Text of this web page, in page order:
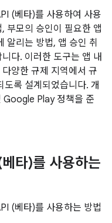
(베타)를 사용하여 사용
부모의 승인이 필요한 앱
알리는 방법, 앱 승인 취
다. 이러한 도구는 앱 내
양한 규제 지역에서 규
록 설계되었습니다. 개
Google Play 정책을 준
타)를 사용하는
(베타)를 사용하는 방법